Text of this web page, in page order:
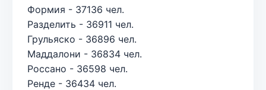
Формия - 37136 чел.
Разделить - 36911 чел.
Грульяско - 36896 чел.
Маддалони - 36834 чел.
Россано - 36598 чел.
Ренде - 36434 чел.